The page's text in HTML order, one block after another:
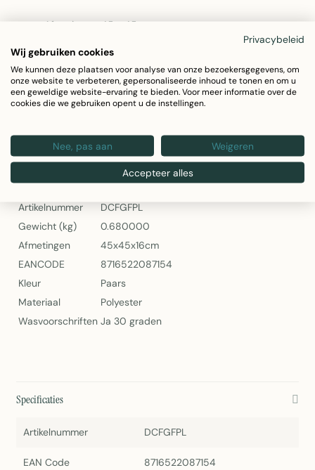
Afmetingen: 45 x 45 cm
Kleur: paars met gouden franjes
Vulling: ergonomisch gevormd (16 cm dik)
Onderhoud: wasbaar op 30°C
Gewicht: 680 gram
Mars & More Fluwelen Sierkussen met Gouden Franjes – Paars
Artikelnummer
DCFGFPL
Gewicht (kg)
0.680000
Afmetingen
45x45x16cm
EANCODE
8716522087154
Kleur
Paars
Materiaal
Polyester
Wasvoorschriften Ja 30 graden
Specificaties
Artikelnummer DCFGFPL
EAN Code 8716522087154
Privacybeleid
Wij gebruiken cookies
We kunnen deze plaatsen voor analyse van onze bezoekersgegevens, om
onze website te verbeteren, gepersonaliseerde inhoud te tonen en om u
een geweldige website-ervaring te bieden. Voor meer informatie over de
cookies die we gebruiken opent u de instellingen.
Nee, pas aan Weigeren
Accepteer alles